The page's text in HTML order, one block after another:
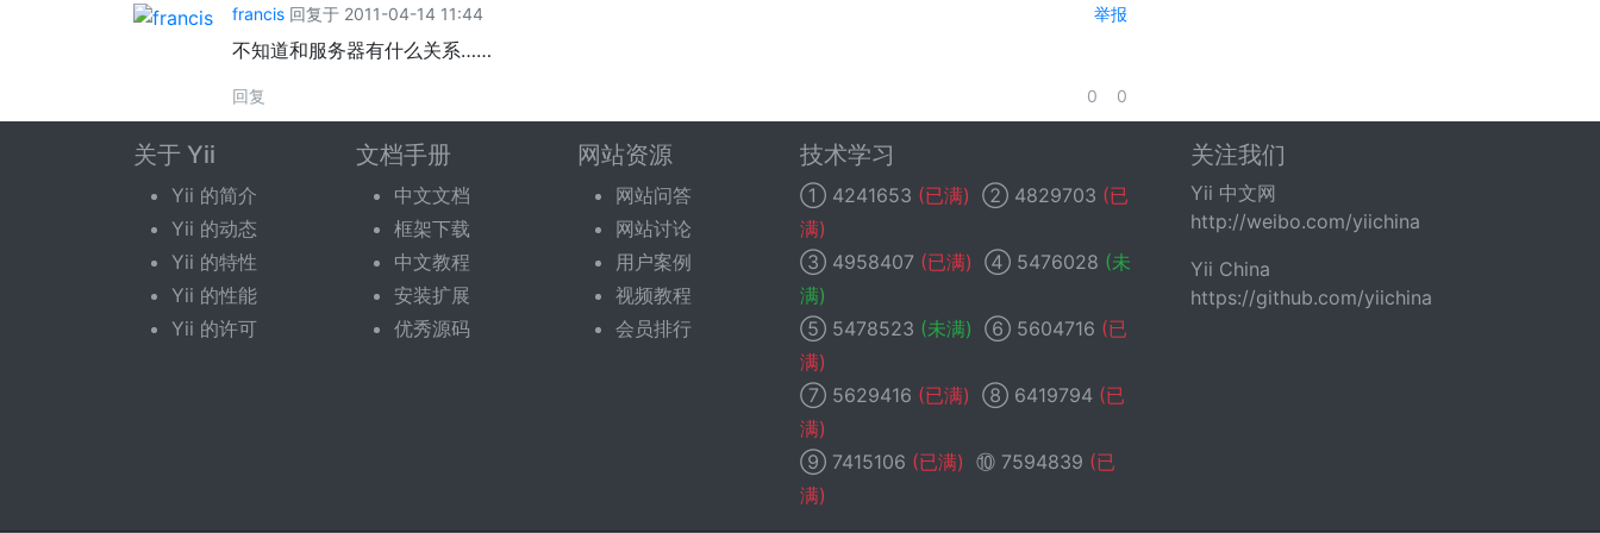
francis 回复于 2011-04-14 11:44 举报
不知道和服务器有什么关系……
回复 0 0
回复话题
您需要登录后才可以回复。 登录| 立即注册
关于 Yii
Yii 的简介
Yii 的动态
Yii 的特性
Yii 的性能
Yii 的许可
文档手册
中文文档
框架下载
中文教程
安装扩展
优秀源码
网站资源
网站问答
网站讨论
用户案例
视频教程
会员排行
技术学习
① 4241653 (已满) ② 4829703 (已
满)
③ 4958407 (已满) ④ 5476028 (未
满)
⑤ 5478523 (未满) ⑥ 5604716 (已
满)
⑦ 5629416 (已满) ⑧ 6419794 (已
满)
⑨ 7415106 (已满) ⑩ 7594839 (已
满)
关注我们
Yii 中文网
http://weibo.com/yiichina
Yii China
https://github.com/yiichina